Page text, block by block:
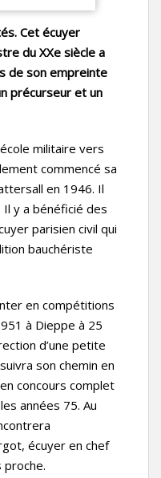
Cet écuyer
du XXe siècle a
de son empreinte
précurseur et un
militaire vers
commencé sa
en 1946. Il
Il y a bénéficié des
parisien civil qui
bauchériste
en compétitions
à Dieppe à 25
d’une petite
son chemin en
concours complet
années 75. Au
écuyer en chef